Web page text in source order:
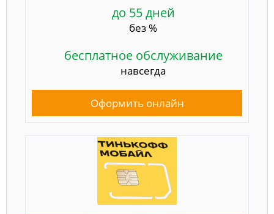
до 55 дней
без %
бесплатное обслуживание
навсегда
Оформить онлайн